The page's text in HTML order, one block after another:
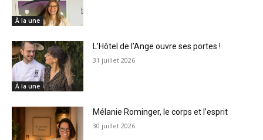
À la une
À la une
L’Hôtel de l’Ange ouvre ses portes !
31 juillet 2026
Mélanie Rominger, le corps et l’esprit
30 juillet 2026